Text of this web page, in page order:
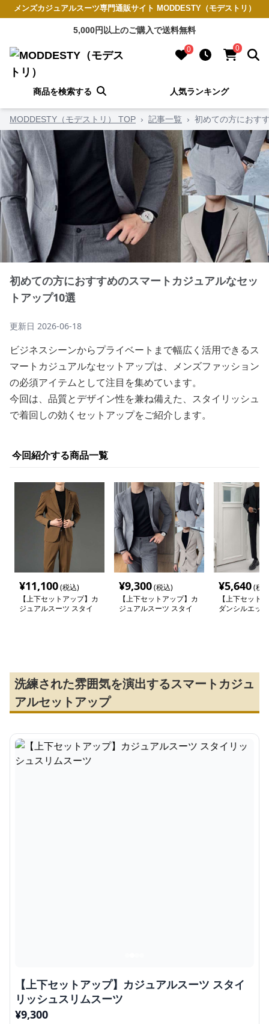
メンズカジュアルスーツ専門通販サイト MODDESTY（モデストリ）
5,000円以上のご購入で送料無料
0 0
商品を検索する 人気ランキング
MODDESTY（モデストリ） TOP › 記事一覧 › 初めての方におす
初めての方におすすめのスマートカジュアルなセッ
トアップ10選
更新日 2026-06-18
ビジネスシーンからプライベートまで幅広く活用できるス
マートカジュアルなセットアップは、メンズファッション
の必須アイテムとして注目を集めています。
今回は、品質とデザイン性を兼ね備えた、スタイリッシュ
で着回しの効くセットアップをご紹介します。
今回紹介する商品一覧
¥11,100(税込)
【上下セットアップ】カ
ジュアルスーツ スタイ
¥9,300(税込)
【上下セットアップ】カ
ジュアルスーツ スタイ
¥5,640(税
【上下セット
ダンシルエッ
洗練された雰囲気を演出するスマートカジュ
アルセットアップ
【上下セットアップ】カジュアルスーツ スタイ
リッシュスリムスーツ
¥9,300